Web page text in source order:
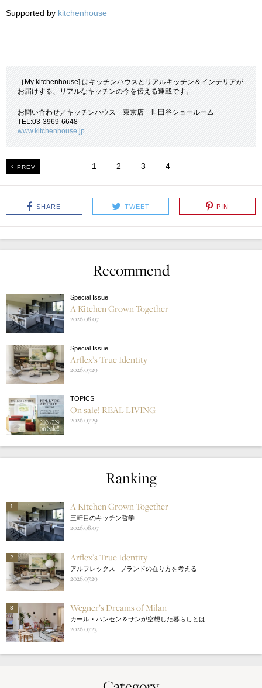
Supported by kitchenhouse
［My kitchenhouse] はキッチンハウスとリアルキッチン＆インテリアが
お届けする、リアルなキッチンの今を伝える連載です。
お問い合わせ／キッチンハウス 東京店 世田谷ショールーム
TEL:03-3969-6648
www.kitchenhouse.jp
PREV 1 2 3 4
SHARE TWEET PIN
Recommend
Special Issue
A Kitchen Grown Together
2026.08.07
Special Issue
Arflex’s True Identity
2026.07.29
TOPICS
On sale! REAL LIVING
2026.07.29
Ranking
1 A Kitchen Grown Together
三軒目のキッチン哲学
2026.08.07
2 Arflex’s True Identity
アルフレックス─ブランドの在り方を考える
2026.07.29
3 Wegner’s Dreams of Milan
カール・ハンセン＆サンが空想した暮らしとは
2026.07.23